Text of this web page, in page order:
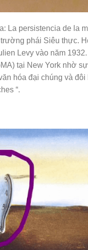
La persistencia de la
phái Siêu thực.
Levy vào năm
tại New York nhờ
hóa đại chúng và
“.